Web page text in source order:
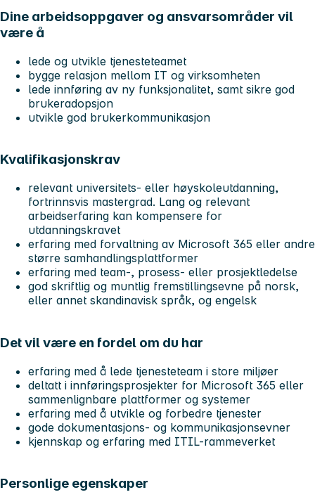
Dine arbeidsoppgaver og ansvarsområder vil
være å
lede og utvikle tjenesteteamet
bygge relasjon mellom IT og virksomheten
lede innføring av ny funksjonalitet, samt sikre god
brukeradopsjon
utvikle god brukerkommunikasjon
Kvalifikasjonskrav
relevant universitets- eller høyskoleutdanning,
fortrinnsvis mastergrad. Lang og relevant
arbeidserfaring kan kompensere for
utdanningskravet
erfaring med forvaltning av Microsoft 365 eller andre
større samhandlingsplattformer
erfaring med team-, prosess- eller prosjektledelse
god skriftlig og muntlig fremstillingsevne på norsk,
eller annet skandinavisk språk, og engelsk
Det vil være en fordel om du har
erfaring med å lede tjenesteteam i store miljøer
deltatt i innføringsprosjekter for Microsoft 365 eller
sammenlignbare plattformer og systemer
erfaring med å utvikle og forbedre tjenester
gode dokumentasjons- og kommunikasjonsevner
kjennskap og erfaring med ITIL-rammeverket
Personlige egenskaper